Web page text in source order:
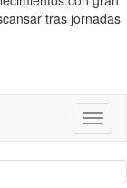
tras jornadas